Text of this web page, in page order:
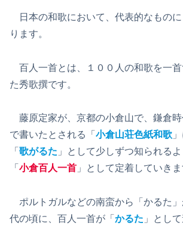
日本の和歌において、代表的なものに
ります。
百人一首とは、１００人の和歌を一
た秀歌撰です。
藤原定家が、京都の小倉山で、鎌倉
で書いたとされる「 小倉山荘色紙和歌
「 歌がるた 」として少しずつ知られる
「 小倉百人一首 」として定着していきま
ポルトガルなどの南蛮から「かるた
代の頃に、百人一首が「 かるた 」とし